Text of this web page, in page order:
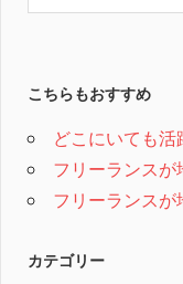
こちらもおすすめ
どこにいても
フリーランスが
フリーランス
カテゴリー